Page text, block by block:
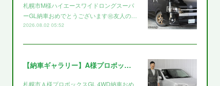
札幌市M様ハイエースワイドロングスーパ
ーGL納車おめでとうございます㊗️友人の…
2026.08.02 05:52
【納車ギャラリー】A様プロボックス～～
札幌市Ａ様プロボックスGL 4WD納車おめ